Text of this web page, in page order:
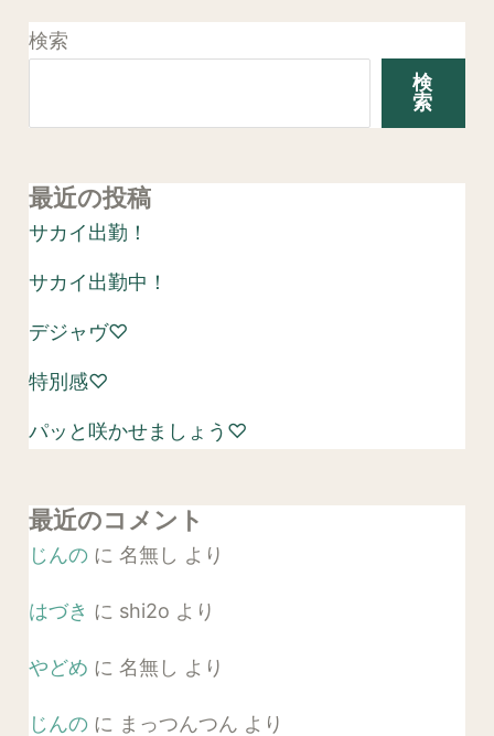
検索
検
索
最近の投稿
サカイ出勤！
サカイ出勤中！
デジャヴ♡
特別感♡
パッと咲かせましょう♡
最近のコメント
じんのに 名無し より
はづき に shi2o より
やどめ に 名無し より
じんのに まっつんつん より